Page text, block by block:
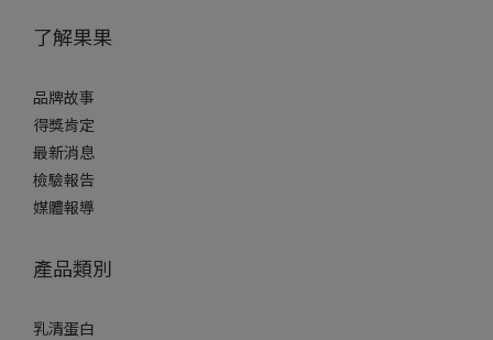
了解果果
品牌故事
得獎肯定
最新消息
檢驗報告
媒體報導
產品類別
乳清蛋白